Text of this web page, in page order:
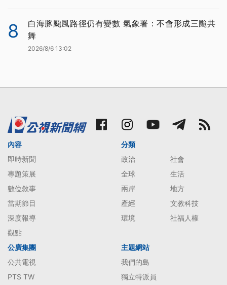
8
白海豚颱風路徑仍有變數 氣象署：不會形成三颱共
舞
2026/8/6 13:02
內容
即時新聞
專題策展
數位敘事
當期節目
深度報導
觀點
分類
政治
社會
全球
生活
兩岸
地方
產經
文教科技
環境
社福人權
公廣集團
公共電視
PTS TW
主題網站
我們的島
獨立特派員